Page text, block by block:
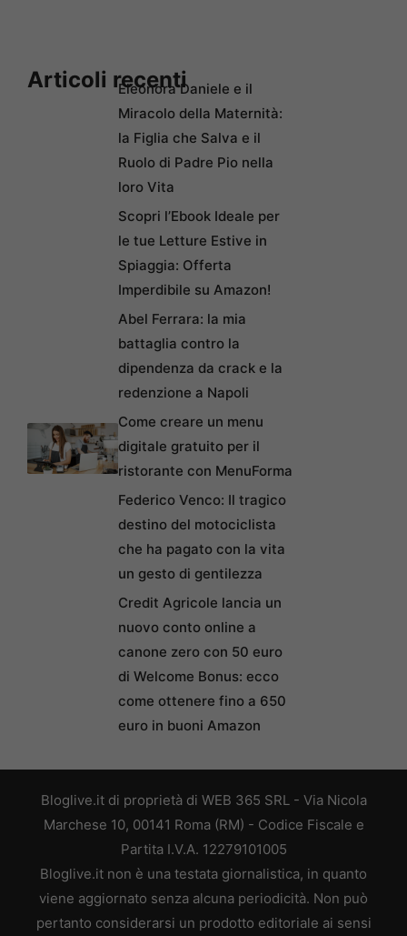
Articoli recentiEleonora Daniele e il
Miracolo della Maternità:
la Figlia che Salva e il
Ruolo di Padre Pio nella
loro Vita
Scopri l’Ebook Ideale per
le tue Letture Estive in
Spiaggia: Offerta
Imperdibile su Amazon!
Abel Ferrara: la mia
battaglia contro la
dipendenza da crack e la
redenzione a Napoli
Come creare un menu
digitale gratuito per il
ristorante con MenuForma
Federico Venco: Il tragico
destino del motociclista
che ha pagato con la vita
un gesto di gentilezza
Credit Agricole lancia un
nuovo conto online a
canone zero con 50 euro
di Welcome Bonus: ecco
come ottenere fino a 650
euro in buoni Amazon
Bloglive.it di proprietà di WEB 365 SRL - Via Nicola
Marchese 10, 00141 Roma (RM) - Codice Fiscale e
Partita I.V.A. 12279101005
Bloglive.it non è una testata giornalistica, in quanto
viene aggiornato senza alcuna periodicità. Non può
pertanto considerarsi un prodotto editoriale ai sensi